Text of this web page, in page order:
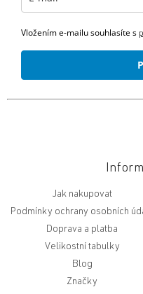
Vložením e-mailu souhlasíte s
Jak nakupovat
Podmínky ochrany osobních
Doprava a platba
Velikostní tabulky
Blog
Značky